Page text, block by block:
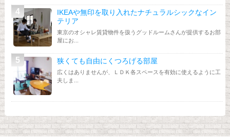
IKEAや無印を取り入れたナチュラルシックなイン
テリア
東京のオシャレ賃貸物件を扱うグッドルームさんが提供するお部
屋にお...
狭くても自由にくつろげる部屋
広くはありませんが、ＬＤＫ各スペースを有効に使えるように工
夫しま...